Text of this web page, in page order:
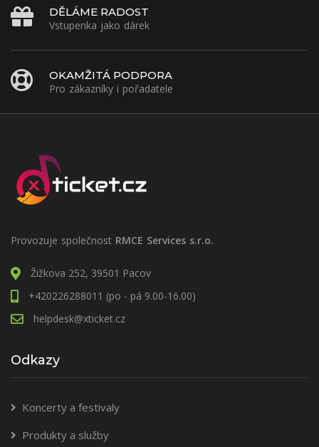
DĚLÁME RADOST
Vstupenka jako dárek
OKAMŽITÁ PODPORA
Pro zákazníky i pořadatele
Provozuje společnost RMCE Services s.r.o.
Žižkova 252, 39501 Pacov
+420226288011 (po - pá 9.00-16.00)
helpdesk@xticket.cz
Odkazy
Koncerty a festivaly
Produkty a služby